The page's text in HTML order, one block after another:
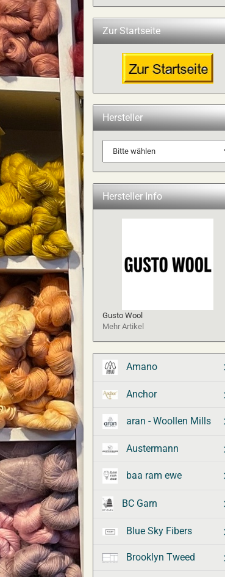
Zur Startseite
Hersteller
Hersteller Info
Gusto Wool
Mehr Artikel
Amano
Anchor
aran - Woollen Mills
Austermann
baa ram ewe
BC Garn
Blue Sky Fibers
Brooklyn Tweed